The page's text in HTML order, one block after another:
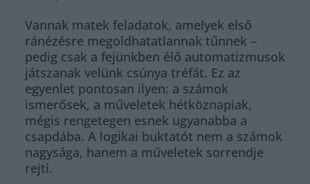
Vannak matek feladatok, amelyek első
ránézésre megoldhatatlannak tűnnek –
pedig csak a fejünkben élő automatizmusok
játszanak velünk csúnya tréfát. Ez az
egyenlet pontosan ilyen: a számok
ismerősek, a műveletek hétköznapiak,
mégis rengetegen esnek ugyanabba a
csapdába. A logikai buktatót nem a számok
nagysága, hanem a műveletek sorrendje
rejti.